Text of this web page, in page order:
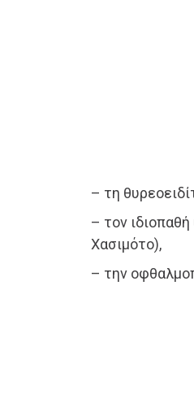
– τη
– τον
Χασιμότο),
– την